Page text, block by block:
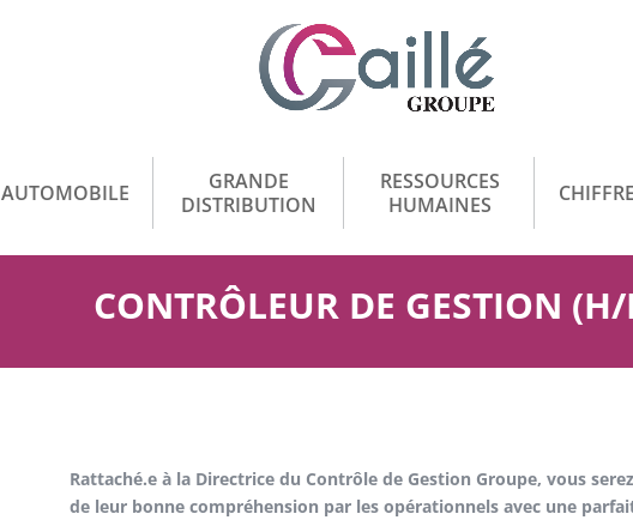
AUTOMOBILE
GRANDE
DISTRIBUTION
RESSOURCES
HUMAINES
CONTRÔLEUR DE GESTION (H/
Rattaché.e à la Directrice du Contrôle de Gestion Groupe, vous
de leur bonne compréhension par les opérationnels avec une